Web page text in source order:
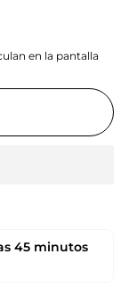
en la pantalla
45 minutos